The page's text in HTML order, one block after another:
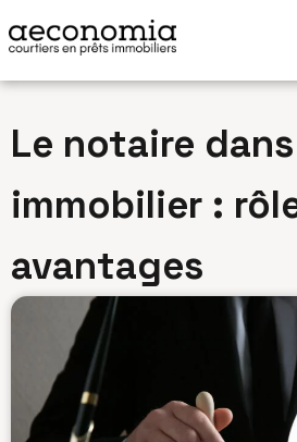
Aller
au
Le notaire
immobilier :
avantages